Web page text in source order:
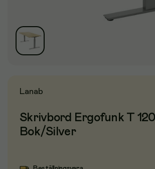
Lanab
Skrivbord Ergofunk T
Bok/Silver